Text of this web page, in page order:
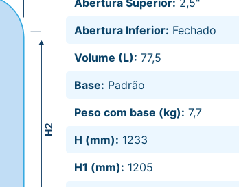
Abertura Superior: 2,5"
Abertura Inferior: Fechado
Volume (L): 77,5
Base: Padrão
Peso com base (kg): 7,7
H (mm): 1233
H1 (mm): 1205